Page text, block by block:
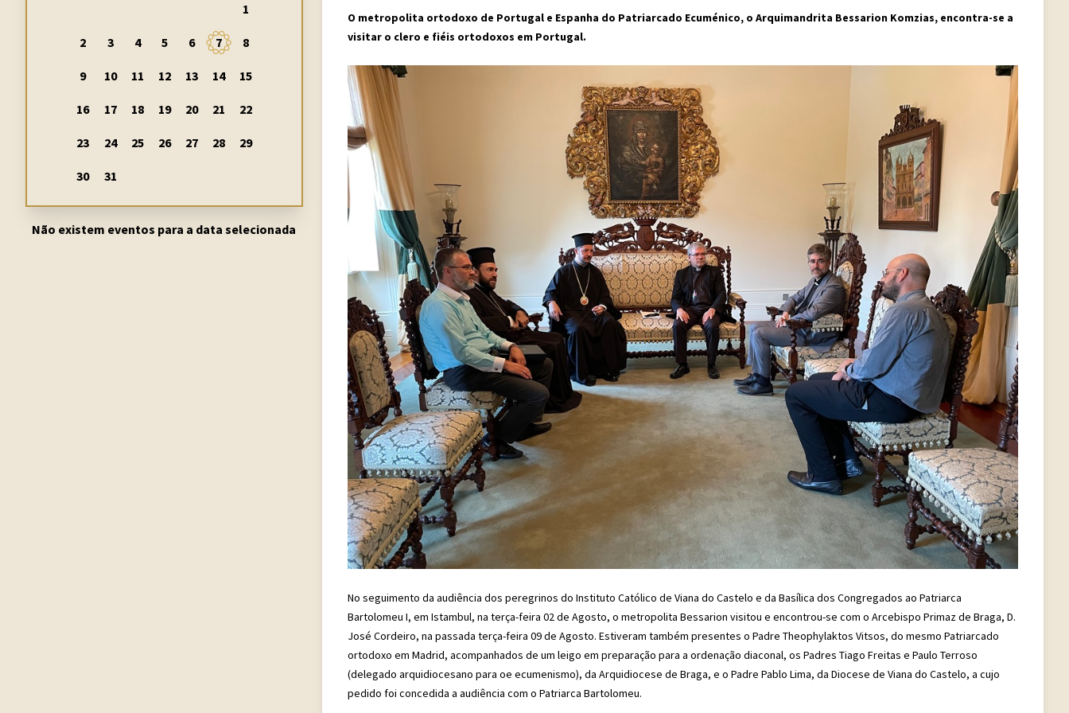
1
2 3 4 5 6 7 8
9 10 11 12 13 14 15
16 17 18 19 20 21 22
23 24 25 26 27 28 29
30 31
Não existem eventos para a data selecionada
O metropolita ortodoxo de Portugal e Espanha do Patriarcado Ecuménico, o Arquimandrita Bessarion Komzias, encontra-se a
visitar o clero e fiéis ortodoxos em Portugal.
No seguimento da audiência dos peregrinos do Instituto Católico de Viana do Castelo e da Basílica dos Congregados ao Patriarca
Bartolomeu I, em Istambul, na terça-feira 02 de Agosto, o metropolita Bessarion visitou e encontrou-se com o Arcebispo Primaz de Braga, D.
José Cordeiro, na passada terça-feira 09 de Agosto. Estiveram também presentes o Padre Theophylaktos Vitsos, do mesmo Patriarcado
ortodoxo em Madrid, acompanhados de um leigo em preparação para a ordenação diaconal, os Padres Tiago Freitas e Paulo Terroso
(delegado arquidiocesano para oe ecumenismo), da Arquidiocese de Braga, e o Padre Pablo Lima, da Diocese de Viana do Castelo, a cujo
pedido foi concedida a audiência com o Patriarca Bartolomeu.